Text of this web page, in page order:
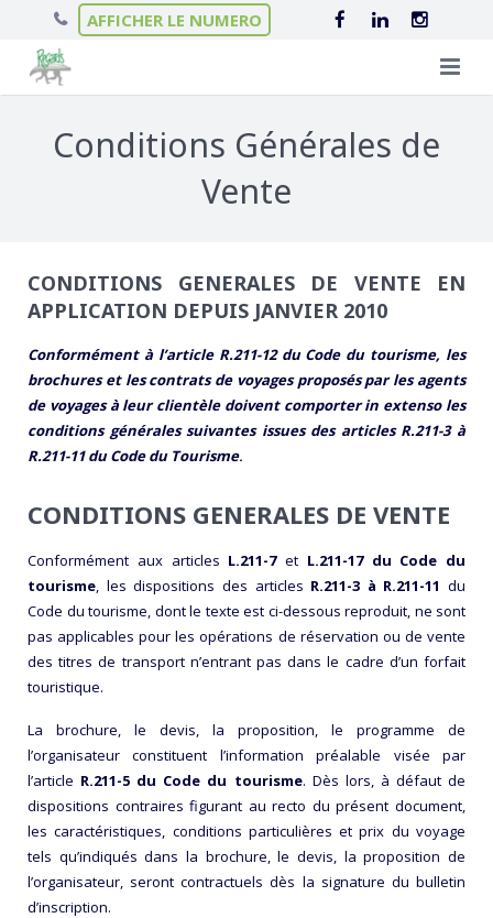
AFFICHER LE NUMERO
Scolarité en Irlande
Séjours itinérants
Séjours ski
Colonies de vacances
Nos hébergements
Le Château de Brannay
Chalets en Haute-Savoie
Nos Collèges en Irlande
Nos garanties
Actualités
Contact
Conditions Générales de
Vente
CONDITIONS GENERALES DE VENTE EN
APPLICATION DEPUIS JANVIER 2010
Conformément à l’article R.211-12 du Code du tourisme, les
brochures et les contrats de voyages proposés par les agents
de voyages à leur clientèle doivent comporter in extenso les
conditions générales suivantes issues des articles R.211-3 à
R.211-11 du Code du Tourisme.
CONDITIONS GENERALES DE VENTE
Conformément aux articles L.211-7et L.211-17 du Code du
tourisme, les dispositions des articles R.211-3 à R.211-11 du
Code du tourisme, dont le texte est ci-dessous reproduit, ne sont
pas applicables pour les opérations de réservation ou de vente
des titres de transport n’entrant pas dans le cadre d’un forfait
touristique.
La brochure, le devis, la proposition, le programme de
l’organisateur constituent l’information préalable visée par
l’article R.211-5 du Code du tourisme. Dès lors, à défaut de
dispositions contraires figurant au recto du présent document,
les caractéristiques, conditions particulières et prix du voyage
tels qu’indiqués dans la brochure, le devis, la proposition de
l’organisateur, seront contractuels dès la signature du bulletin
d’inscription.